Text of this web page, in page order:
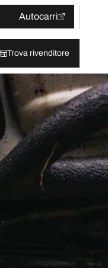
Autocarri
Trova rivenditore